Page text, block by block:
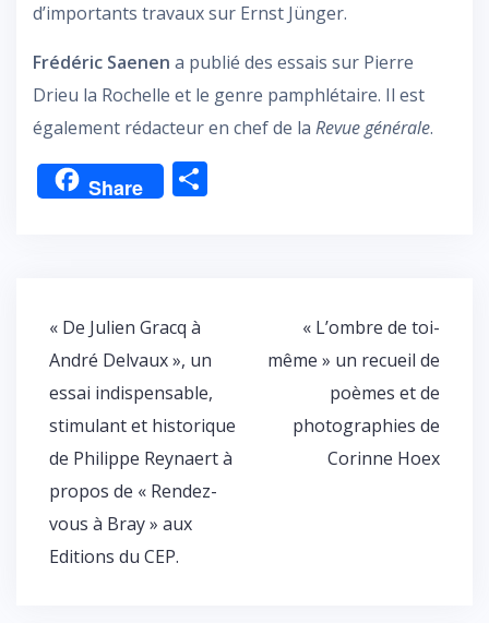
d’importants travaux sur Ernst Jünger.
Frédéric Saenen a publié des essais sur Pierre
Drieu la Rochelle et le genre pamphlétaire. Il est
également rédacteur en chef de la Revue générale.
Share
Navigation
de
l’article
« De Julien Gracq à
André Delvaux », un
essai indispensable,
stimulant et historique
de Philippe Reynaert à
propos de « Rendez-
vous à Bray » aux
Editions du CEP.
« L’ombre de toi-
même » un recueil de
poèmes et de
photographies de
Corinne Hoex